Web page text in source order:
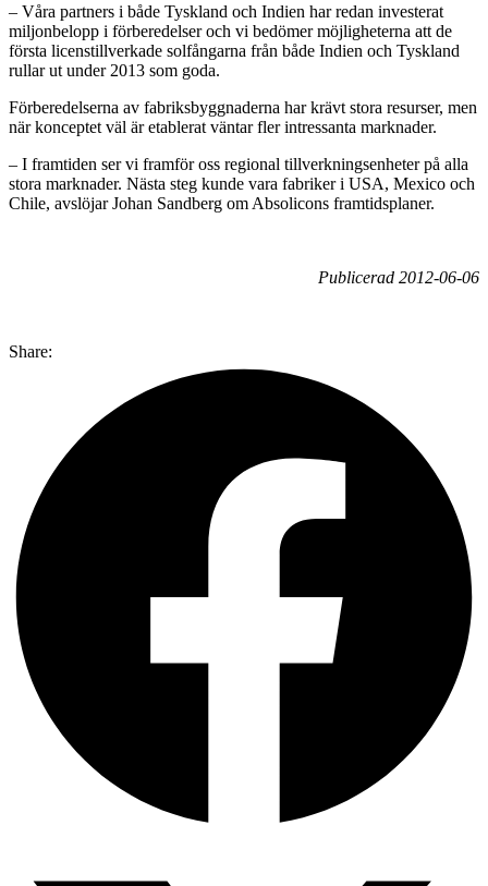
– Våra partners i både Tyskland och Indien har redan investerat
miljonbelopp i förberedelser och vi bedömer möjligheterna att de
första licenstillverkade solfångarna från både Indien och Tyskland
rullar ut under 2013 som goda.
Förberedelserna av fabriksbyggnaderna har krävt stora resurser, men
när konceptet väl är etablerat väntar fler intressanta marknader.
– I framtiden ser vi framför oss regional tillverkningsenheter på alla
stora marknader. Nästa steg kunde vara fabriker i USA, Mexico och
Chile, avslöjar Johan Sandberg om Absolicons framtidsplaner.
Publicerad 2012-06-06
Share: